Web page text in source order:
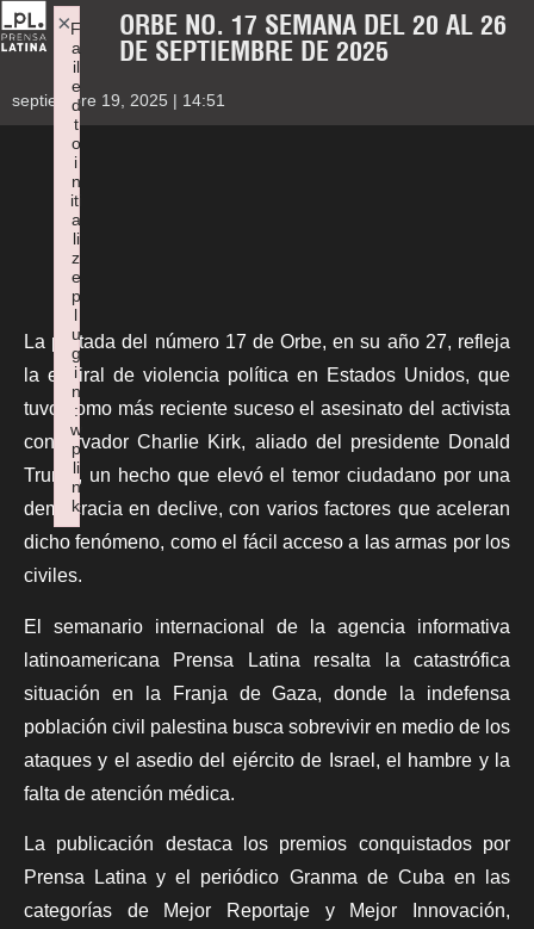
ORBE NO. 17 SEMANA DEL 20 AL 26
DE SEPTIEMBRE DE 2025
septiembre 19, 2025 | 14:51
La portada del número 17 deOrbe, en su año 27, refleja
la espiral de violencia política en Estados Unidos, que
tuvo como más reciente suceso el asesinato del activista
conservador Charlie Kirk, aliado del presidente Donald
Trump, un hecho que elevó el temor ciudadano por una
democracia en declive, con varios factores que aceleran
dicho fenómeno, como el fácil acceso a las armas por los
civiles.
El semanario internacional de
la agencia informativa
latinoamericana Prensa Latina resalta la catastrófica
situación en la Franja de Gaza, donde la indefensa
población civil palestina busca sobrevivir en medio de los
ataques y el asedio del ejército de Israel, el hambre y la
falta de atención médica.
La publicación destaca los premios conquistados por
Prensa Latina y el periódico Granma de Cuba en las
categorías de Mejor Reportaje y Mejor Innovación,
F
a
il
e
d
t
o
i
n
iti
a
li
z
e
p
l
u
g
i
n
:
w
p
li
n
k
×
Failed to initialize plugin: wplink